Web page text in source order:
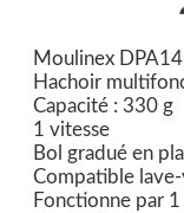
Moulinex
Hachoir
Capacité : 330 g
1 vitesse
Bol gradué en
Compatible lave-
Fonctionne par